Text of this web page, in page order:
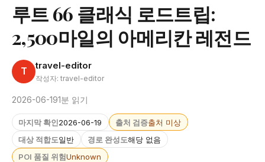
루트 66 클래식 로드트립:
2,500마일의 아메리칸 레전드
T travel-editor
작성자: travel-editor
2026-06-191분 읽기
마지막 확인2026-06-19 출처 검증출처 미상
대상 적합도일반 경로 완성도해당 없음
POI 품질 위험Unknown